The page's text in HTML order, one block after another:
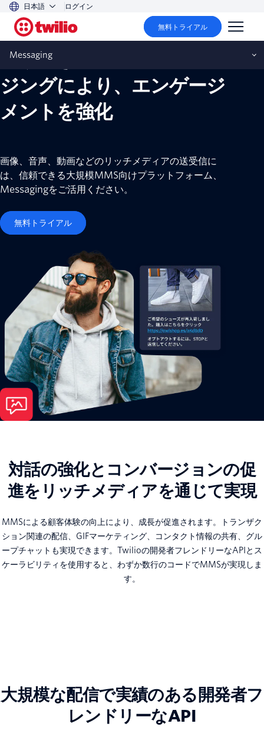
日本語 ログイン
無料トライアル
Messaging
MMS
信頼できるMMSメッセー
ジングにより、エンゲージ
メントを強化
画像、音声、動画などのリッチメディアの送受信に
は、信頼できる大規模MMS向けプラットフォーム、
Messagingをご活用ください。
無料トライアル
対話の強化とコンバージョンの促
進をリッチメディアを通じて実現
MMSによる顧客体験の向上により、成長が促進されます。トランザク
ション関連の配信、GIFマーケティング、コンタクト情報の共有、グル
ープチャットも実現できます。Twilioの開発者フレンドリーなAPIとス
ケーラビリティを使用すると、わずか数行のコードでMMSが実現しま
す。
大規模な配信で実績のある開発者フ
レンドリーなAPI